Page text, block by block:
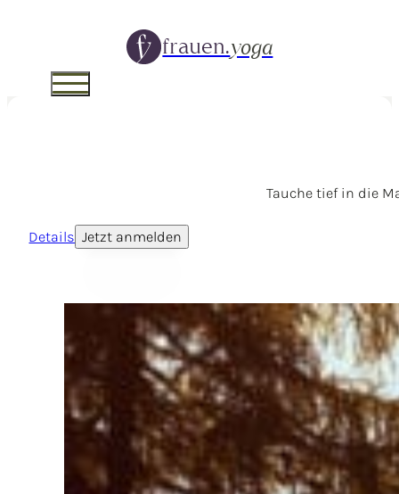
frauen.yoga
Tauche tief in die
Details Jetzt anmelden